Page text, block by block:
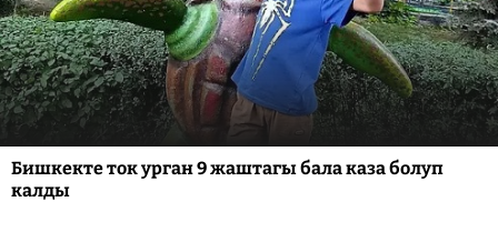
Бишкекте ток урган 9 жаштагы бала каза болуп
калды